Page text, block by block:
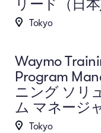
リード（日
Tokyo
Waymo
Program
ニング ソリ
ム マネージ
Tokyo